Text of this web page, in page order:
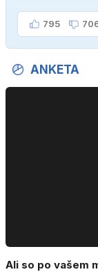
795
ANKETA
Ali so po vašem